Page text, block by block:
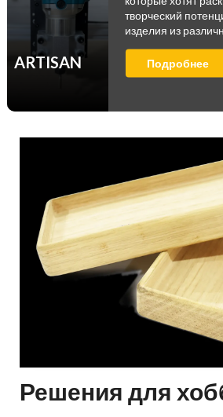
ARTISAN
творческий
изделия из
Подробнее
Решения для